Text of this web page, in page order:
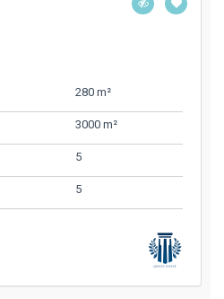
280 m²
3000 m²
5
5